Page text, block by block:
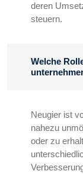
deren
steuern.
Welche
Neugier ist
nahezu
oder zu